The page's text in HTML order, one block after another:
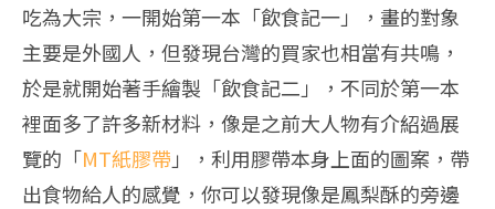
吃為大宗，一開始第一本「飲食記一」，畫的對象
主要是外國人，但發現台灣的買家也相當有共鳴，
於是就開始著手繪製「飲食記二」，不同於第一本
裡面多了許多新材料，像是之前大人物有介紹過展
覽的「MT紙膠帶 」，利用膠帶本身上面的圖案，帶
出食物給人的感覺，你可以發現像是鳳梨酥的旁邊